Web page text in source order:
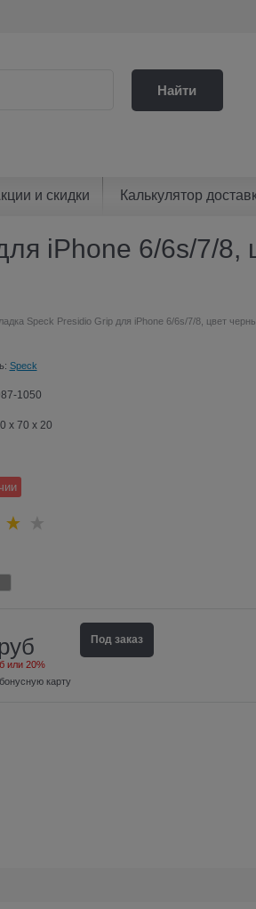
Найти
и скидки Калькулятор
iPhone 6/6s/7/8,
Speck Presidio Grip для iPhone 6/6s/7/8, цвет
Speck
1050
x 70 x 20
или 20%
карту
Под заказ